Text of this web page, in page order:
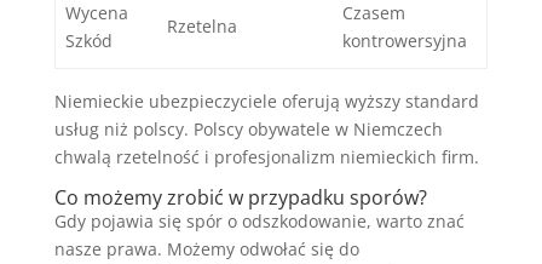
Wycena
Szkód
Rzetelna
Czasem
kontrowersyjna
Niemieckie ubezpieczyciele oferują wyższy standard
usług niż polscy. Polscy obywatele w Niemczech
chwalą rzetelność i profesjonalizm niemieckich firm.
Co możemy zrobić w przypadku sporów?
Gdy pojawia się spór o odszkodowanie, warto znać
nasze prawa. Możemy odwołać się do